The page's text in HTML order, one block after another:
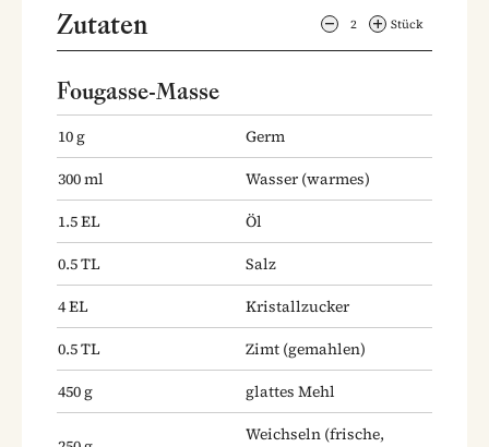
Zutaten 2 Stück
Fougasse-Masse
10g
Germ
300ml Wasser (warmes)
1.5EL
Öl
0.5TL
Salz
4EL
Kristallzucker
0.5TL Zimt (gemahlen)
450g glattes Mehl
Weichseln (frische,